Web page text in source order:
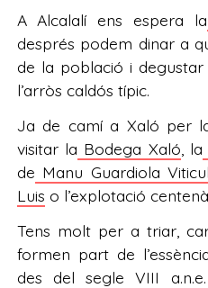
A Alcalalí ens espera la
després podem dinar a
de la població i
l’arròs caldós típic.
Ja de camí a Xaló per
visitar la Bodega Xaló , la
de Manu Guardiola
Luis o l’explotació
Tens molt per a triar,
formen part de
des del segle VIII